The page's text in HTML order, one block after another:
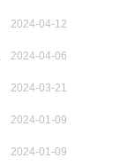
2024-04-12
2024-04-06
2024-03-21
2024-01-09
2024-01-09